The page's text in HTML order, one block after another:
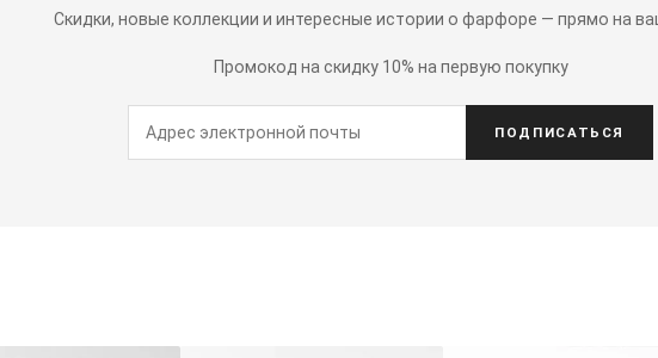
Скидки, новые коллекции и интересные истории о фарфоре — прямо на
Промокод на скидку 10% на первую покупку
ПОДПИСАТЬСЯ